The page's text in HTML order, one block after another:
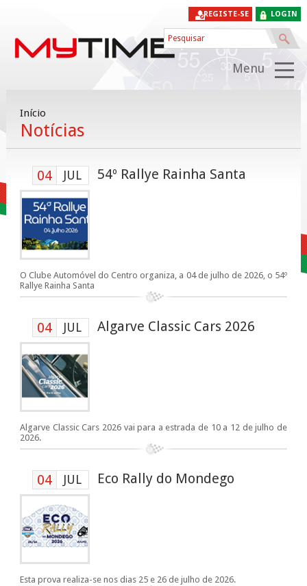
LOGIN
REGISTE-SE
Menu
Início
Notícias
04 JUL 54º Rallye Rainha Santa
O Clube Automóvel do Centro organiza, a 04 de julho de 2026, o 54º
Rallye Rainha Santa
04 JUL Algarve Classic Cars 2026
Algarve Classic Cars 2026 vai para a estrada de 10 a 12 de julho de
2026.
04 JUL Eco Rally do Mondego
Esta prova realiza-se nos dias 25 e 26 de julho de 2026.